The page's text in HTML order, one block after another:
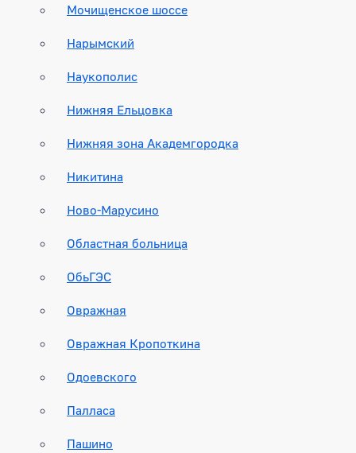
Мочищенское шоссе
Нарымский
Наукополис
Нижняя Ельцовка
Нижняя зона Академгородка
Никитина
Ново-Марусино
Областная больница
ОбьГЭС
Овражная
Овражная Кропоткина
Одоевского
Палласа
Пашино